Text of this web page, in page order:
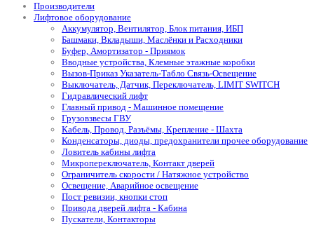
Производители
Лифтовое оборудование
Аккумулятор, Вентилятор, Блок питания, ИБП
Башмаки, Вкладыши, Маслёнки и Расходники
Буфер, Амортизатор - Приямок
Вводные устройства, Клемные этажные коробки
Вызов-Приказ Указатель-Табло Связь-Освещение
Выключатель, Датчик, Переключатель, LIMIT SWITCH
Гидравлический лифт
Главный привод - Машинное помещение
Грузовзвесы ГВУ
Кабель, Провод, Разъёмы, Крепление - Шахта
Конденсаторы, диоды, предохранители прочее оборудование
Ловитель кабины лифта
Микропереключатель, Контакт дверей
Ограничитель скорости / Натяжное устройство
Освещение, Аварийное освещение
Пост ревизии, кнопки стоп
Привода дверей лифта - Кабина
Пускатели, Контакторы